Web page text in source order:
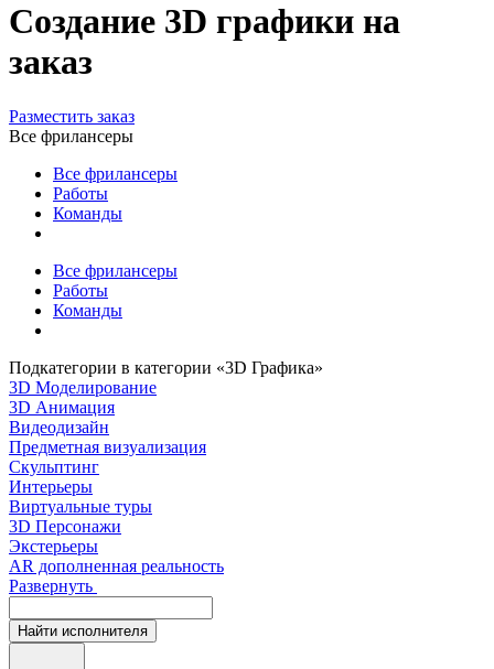
Создание 3D графики на
заказ
Разместить заказ
Все фрилансеры
Все фрилансеры
Работы
Команды
Все фрилансеры
Работы
Команды
Подкатегории в категории «3D Графика»
3D Моделирование
3D Анимация
Видеодизайн
Предметная визуализация
Скульптинг
Интерьеры
Виртуальные туры
3D Персонажи
Экстерьеры
AR дополненная реальность
Развернуть
Найти исполнителя